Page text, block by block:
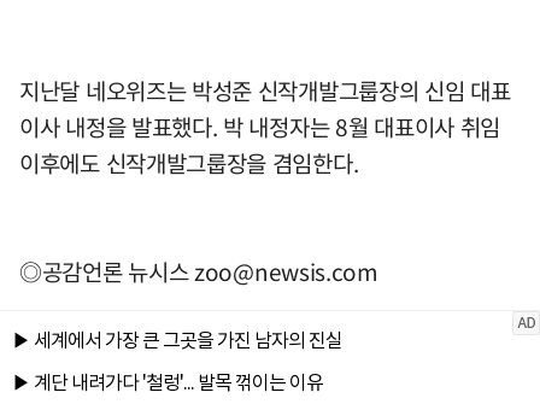
지난달 네오위즈는 박성준 신작개발그룹장의 신임 대표
이사 내정을 발표했다. 박 내정자는 8월 대표이사 취임
이후에도 신작개발그룹장을 겸임한다.
◎공감언론 뉴시스zoo@newsis.com